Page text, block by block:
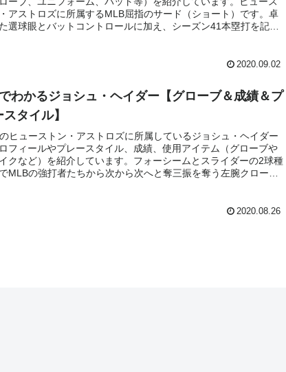
アストロズに所属するMLB屈指のサード（ショート）です。卓
選球眼とバットコントロールに加え、シーズン41本塁打を記録
2020.09.02
わかるジョシュ・ヘイダー【グローブ＆成績＆プ
タイル】
ヒューストン・アストロズに所属しているジョシュ・ヘイダー
フィールやプレースタイル、成績、使用アイテム（グローブや
クなど）を紹介しています。フォーシームとスライダーの2球種
MLBの強打者たちから次から次へと奪三振を奪う左腕クローザ
2020.08.26